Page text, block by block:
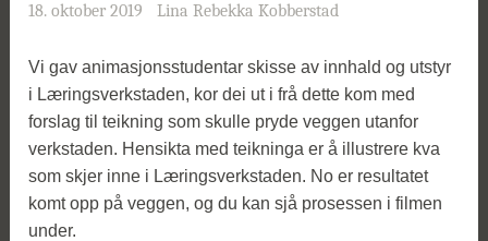
18. oktober 2019 Lina Rebekka Kobberstad
Vi gav animasjonsstudentar skisse av innhald og utstyr
i Læringsverkstaden, kor dei ut i frå dette kom med
forslag til teikning som skulle pryde veggen utanfor
verkstaden. Hensikta med teikninga er å illustrere kva
som skjer inne i Læringsverkstaden. No er resultatet
komt opp på veggen, og du kan sjå prosessen i filmen
under.